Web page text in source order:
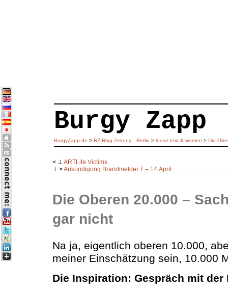
Burgy Zapp
BurgyZapp.de > BZ Blog Zeitung . Berlin > loose text & women > Die
< ⊥ARTLife Victims
⊥ >Ankündigung Brandmelder 7 – 14.April
Die Oberen 20.000 –
gar nicht
Na ja, eigentlich oberen 10.000,
meiner Einschätzung sein, 10.000
Die Inspiration: Gespräch mit der